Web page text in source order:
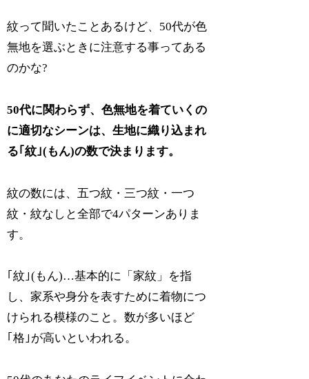
紋って聞いたことあるけど、50代が色
無地を選ぶときに注意する事ってある
のかな?
50代に関わらず、色無地を着ていくの
に適切なシーンは、生地に織り込まれ
る｢紋｣(もん)の数で決まります。
紋の数には、五つ紋・三つ紋・一つ
紋・紋なしと全部で4パターンありま
す。
｢紋｣(もん)…基本的に「家紋」を指
し、家系や身分を表すために着物につ
けられる模様のこと。数が多いほど
｢格｣が高いといわれる。